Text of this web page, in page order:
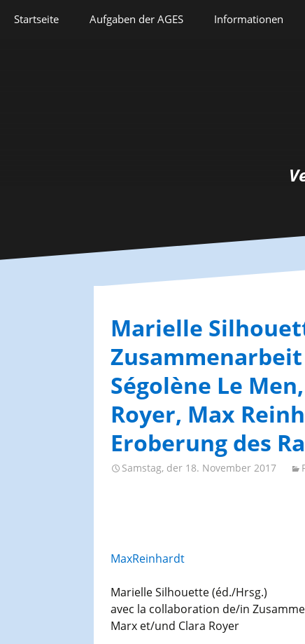
zumStartseite Aufgaben der AGES
Hommage
Informationsbriefe
Informationen
Marielle
Zusammenarbeit
Ségolène Le
Royer, Max
Eroberung des
Samstag, der 18. November 2017
MaxReinhardt
Marielle Silhouette (éd./Hrsg.)
avec la collaboration de/in
Marx et/und Clara Royer